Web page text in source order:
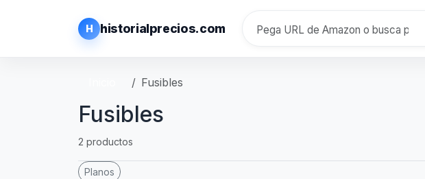
H historialprecios.com
Fusibles
Fusibles
2 productos
Planos